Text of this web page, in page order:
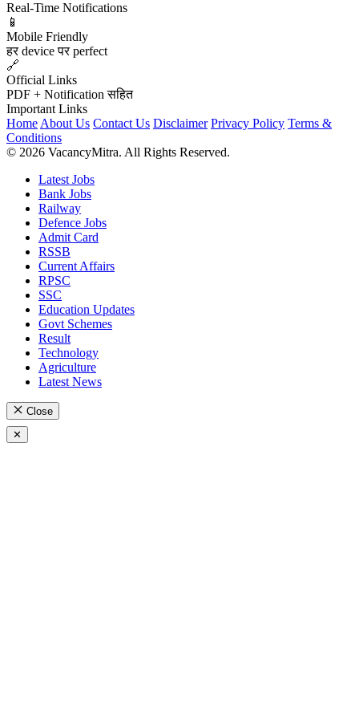
Real-Time Notifications
📱
Mobile Friendly
हर device पर perfect
🔗
Official Links
PDF + Notification सहित
Important Links
Home About Us Contact Us Disclaimer Privacy Policy Terms &
Conditions
© 2026 VacancyMitra. All Rights Reserved.
Latest Jobs
Bank Jobs
Railway
Defence Jobs
Admit Card
RSSB
Current Affairs
RPSC
SSC
Education Updates
Govt Schemes
Result
Technology
Agriculture
Latest News
Close
✕